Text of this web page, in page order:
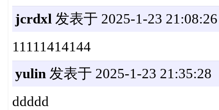
jcrdxl 发表于 2025-1-23 21:08:26
11111414144
yulin 发表于 2025-1-23 21:35:28
ddddd